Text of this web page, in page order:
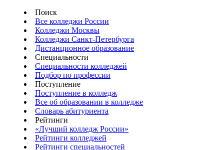
Поиск
Все колледжи России
Колледжи Москвы
Колледжи Санкт-Петербурга
Дистанционное образование
Специальности
Специальности колледжей
Подбор по профессии
Поступление
Поступление в колледж
Все об образовании в колледже
Словарь абитуриента
Рейтинги
«Лучший колледж России»
Рейтинги колледжей
Рейтинги специальностей